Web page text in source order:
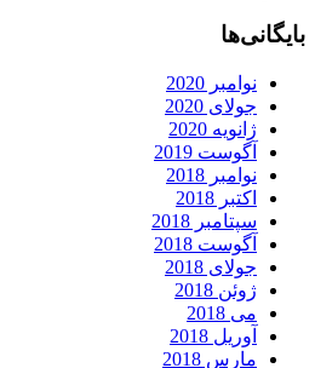
بایگانی‌ها
نوامبر 2020
جولای 2020
ژانویه 2020
آگوست 2019
نوامبر 2018
اکتبر 2018
سپتامبر 2018
آگوست 2018
جولای 2018
ژوئن 2018
می 2018
آوریل 2018
مارس 2018